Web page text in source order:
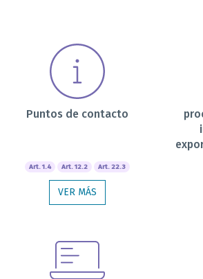
Puntos de contacto
Art. 1.4 Art. 12.2 Art. 22.3
VER MÁS